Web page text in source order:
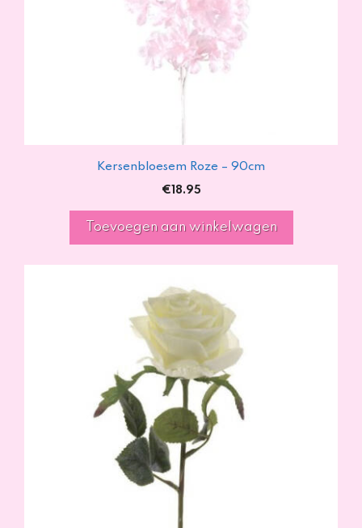
Kersenbloesem Roze – 90cm
€ 18.95
Toevoegen aan winkelwagen